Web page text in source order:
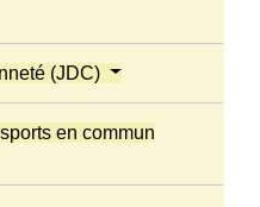
(JDC)
en commun